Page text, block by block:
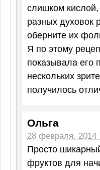
слишком кислой,
разных духовок
оберните их
Я по этому
показывала его
нескольких
получилось
Ольга
28 февраля, 2014
Просто
фруктов для